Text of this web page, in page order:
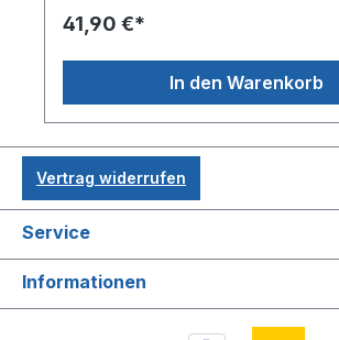
41,90 €*
In den Warenkorb
Vertrag widerrufen
Service
Informationen